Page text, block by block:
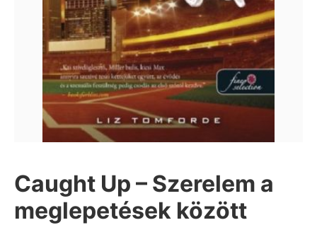
Caught Up – Szerelem a
meglepetések között